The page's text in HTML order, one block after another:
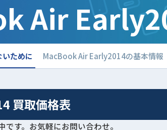
Tab
他ブランド
- Mac
- Surface
- 神戸三宮店
Air
ために MacBook Air Early2014の基本情報
買取価格表
す。お気軽にお問い合わせ。